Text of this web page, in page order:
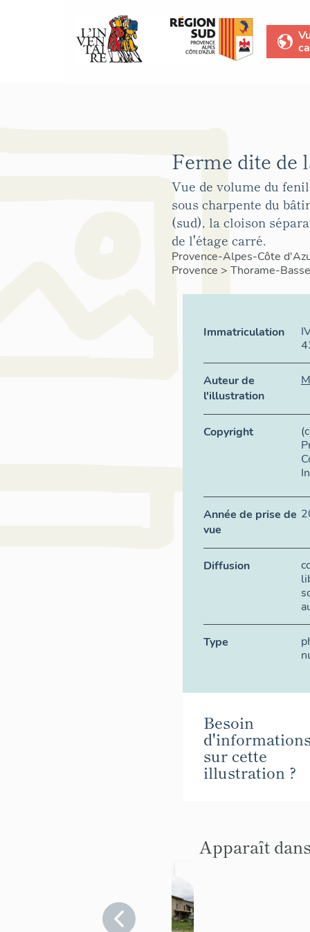
Ferme dite de
Vue de volume du
sous charpente du
(sud), la cloison
de l'étage carré.
Provence-Alpes-Côte
Provence > Thorame-Basse
Immatriculation
Auteur de
l'illustration
Copyright
Année de prise de
vue
Diffusion
Type
Besoin
sur cette
illustration ?
Apparaît